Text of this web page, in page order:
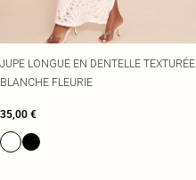
JUPE LONGUE EN DENTELLE TEXTURÉE
BLANCHE FLEURIE
35,00 €